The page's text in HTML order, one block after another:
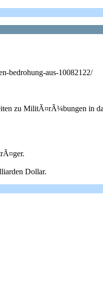
bedrohung-aus-10082122/
zu MilitÃ¤rÃ¼bungen in
Dollar.